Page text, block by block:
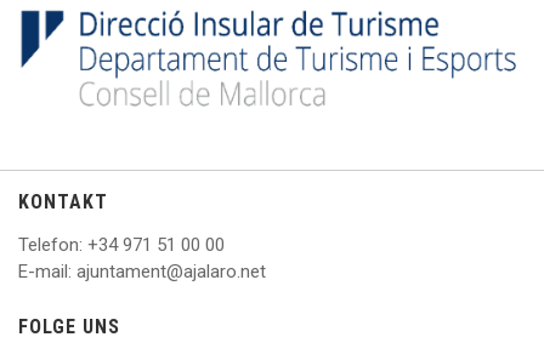
KONTAKT
Telefon: +34 971 51 00 00
E-mail: ajuntament@ajalaro.net
FOLGE UNS